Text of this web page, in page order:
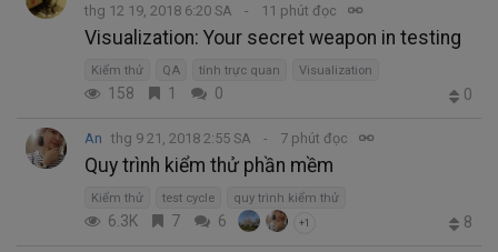
thg 12 19, 2018 6:20 SA
11 phút đọc
Visualization: Your secret weapon in testing
Kiểm thử QA tính trực quan Visualization
158 1 0 0
An thg 9 21, 2018 2:55 SA 7 phút đọc
Quy trình kiểm thử phần mềm
Kiểm thử test cycle quy trình kiểm thử
6.3K 7 6 +1 8